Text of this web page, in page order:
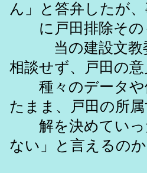
ん」と答弁したが
に戸田排除その
当の建設文教委
相談せず、戸田の意
種々のデータや
たまま、戸田の所
解を決めていっ
ない」と言えるのか